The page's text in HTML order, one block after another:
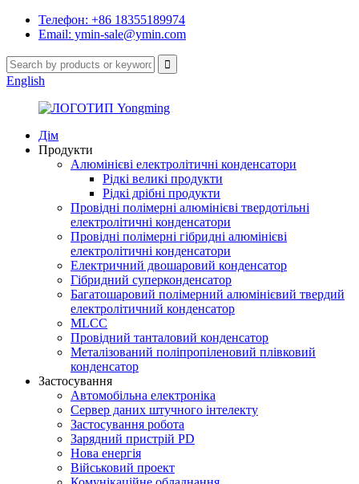
Телефон: +86 18355189974
Email: ymin-sale@ymin.com
English
Дім
Продукти
Алюмінієві електролітичні конденсатори
Рідкі великі продукти
Рідкі дрібні продукти
Провідні полімерні алюмінієві твердотільні
електролітичні конденсатори
Провідні полімерні гібридні алюмінієві
електролітичні конденсатори
Електричний двошаровий конденсатор
Гібридний суперконденсатор
Багатошаровий полімерний алюмінієвий твердий
електролітичний конденсатор
MLCC
Провідний танталовий конденсатор
Металізований поліпропіленовий плівковий
конденсатор
Застосування
Автомобільна електроніка
Сервер даних штучного інтелекту
Застосування робота
Зарядний пристрій PD
Нова енергія
Військовий проект